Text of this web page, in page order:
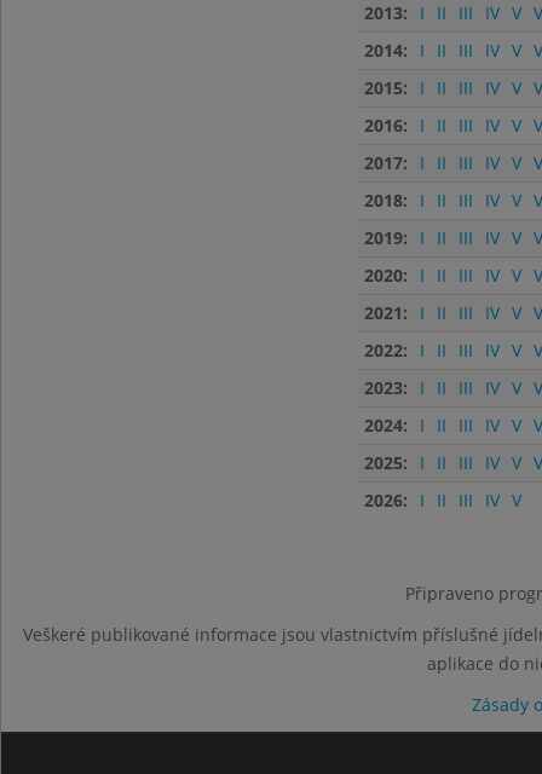
2013:
I II III IV V
2014:
I II III IV V
2015:
I II III IV V
2016:
I II III IV V
2017:
I II III IV V
2018:
I II III IV V
2019:
I II III IV V
2020:
I II III IV V
2021:
I II III IV V
2022:
I II III IV V
2023:
I II III IV V
2024:
I II III IV V
2025:
I II III IV V
2026:
I II III IV V
Připraveno
Veškeré publikované informace jsou vlastnictvím příslušné
aplikace do
Zásady